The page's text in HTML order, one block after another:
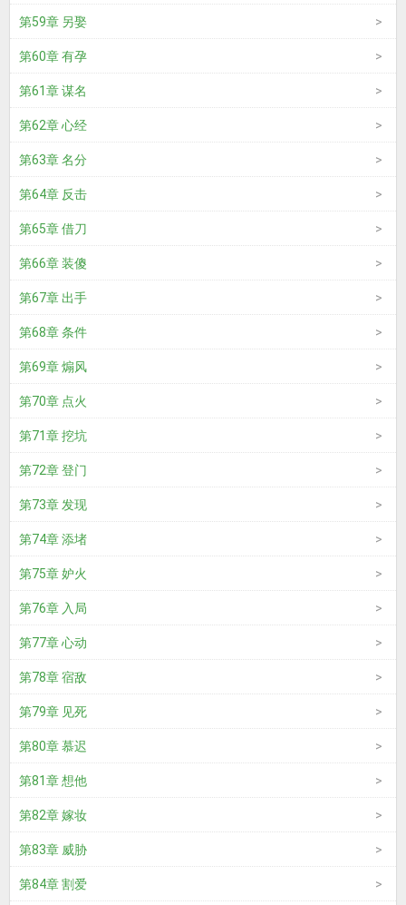
第59章 另娶
第60章 有孕
第61章 谋名
第62章 心经
第63章 名分
第64章 反击
第65章 借刀
第66章 装傻
第67章 出手
第68章 条件
第69章 煽风
第70章 点火
第71章 挖坑
第72章 登门
第73章 发现
第74章 添堵
第75章 妒火
第76章 入局
第77章 心动
第78章 宿敌
第79章 见死
第80章 慕迟
第81章 想他
第82章 嫁妆
第83章 威胁
第84章 割爱